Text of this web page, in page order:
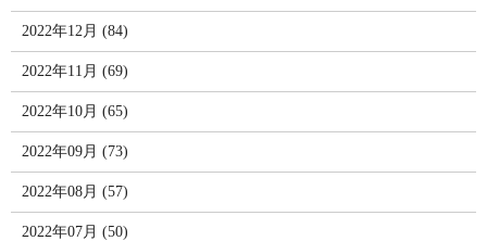
2022年12月 (84)
2022年11月 (69)
2022年10月 (65)
2022年09月 (73)
2022年08月 (57)
2022年07月 (50)